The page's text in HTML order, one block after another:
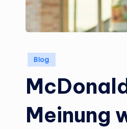
Posted
Blog
Meinung